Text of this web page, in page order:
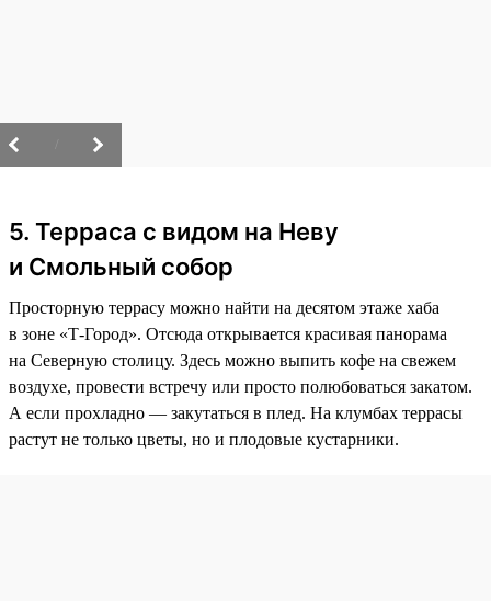
5. Терраса с видом на Неву
и Смольный собор
Просторную террасу можно найти на десятом этаже хаба
в зоне «Т-Город». Отсюда открывается красивая панорама
на Северную столицу. Здесь можно выпить кофе на свежем
воздухе, провести встречу или просто полюбоваться закатом.
А если прохладно — закутаться в плед. На клумбах террасы
растут не только цветы, но и плодовые кустарники.